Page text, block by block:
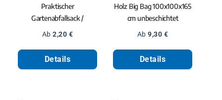
Praktischer
Gartenabfallsack /
Gartensack
Regulärer Preis:
Ab2,20 €
Details
Holz Big Bag 100x100x165
cm unbeschichtet
Regulärer Preis:
Ab9,30 €
Details